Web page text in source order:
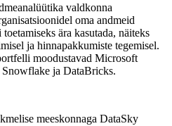
valdkonna
oma andmeid
ära kasutada, näiteks
ja hinnapakkumiste tegemisel.
moodustavad Microsoft
ja DataBricks.
meeskonnaga DataSky